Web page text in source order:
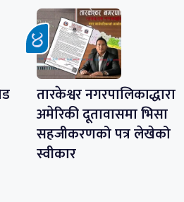
तारकेश्वर नगरपालिकाद्धारा
अमेरिकी दूतावासमा भिसा
सहजीकरणको पत्र लेखेको
स्वीकार